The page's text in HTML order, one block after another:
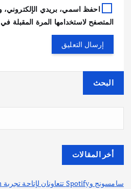
احفظ اسمي، بريدي الإلكتروني،
المتصفح لاستخدامها المرة المقبلة
البحث
أخر المقالات